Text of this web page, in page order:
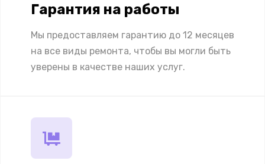
Гарантия на работы
Мы предоставляем гарантию до 12 месяцев
на все виды ремонта, чтобы вы могли быть
уверены в качестве наших услуг.